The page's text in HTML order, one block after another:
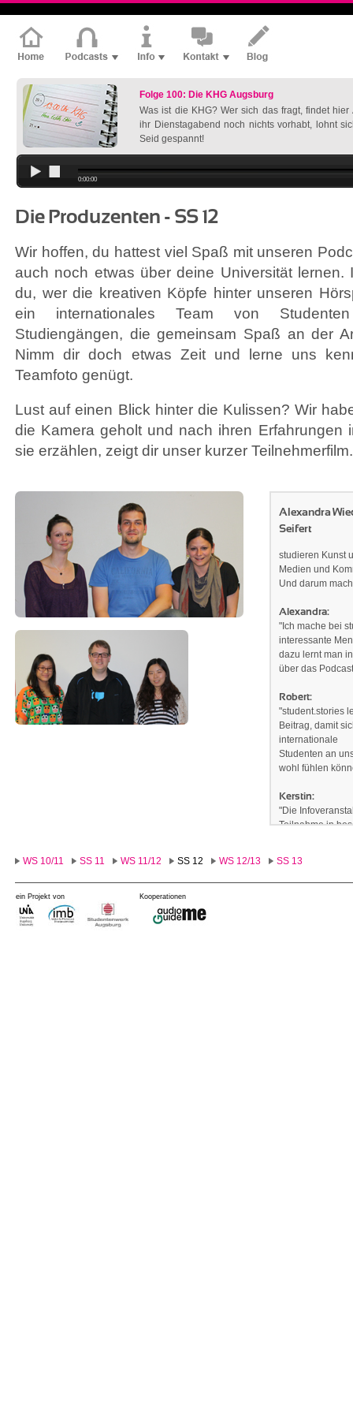
Folge 100: Die KHG Augsburg
Was ist die KHG? Wer sich das fragt, findet hier
ihr Dienstagabend noch nichts vorhabt, lohnt
Seid gespannt!
0:00:00
Die Produzenten - SS 12
Wir hoffen, du hattest viel Spaß mit unseren
auch noch etwas über deine Universität lernen.
du, wer die kreativen Köpfe hinter unseren
ein internationales Team von
Studiengängen, die gemeinsam Spaß an der
Nimm dir doch etwas Zeit und lerne uns
Teamfoto genügt.
Lust auf einen Blick hinter die Kulissen? Wir
die Kamera geholt und nach ihren Erfahrungen
sie erzählen, zeigt dir unser kurzer Teilnehmerfilm.
Alexandra
Seifert
studieren Kunst
Medien und
Und darum
Alexandra:
"Ich mache bei
interessante
dazu lernt man
über das
Robert:
"student.stories
Beitrag, damit
internationale
Studenten an
wohl fühlen
Kerstin:
"Die
Teilnahme in
WS 10/11 SS 11 WS 11/12 SS 12 WS 12/13 SS 13
ein Projekt von Kooperationen